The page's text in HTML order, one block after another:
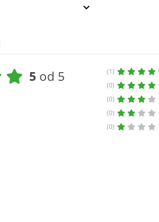
5 od 5
(1)
(0)
(0)
(0)
(0)